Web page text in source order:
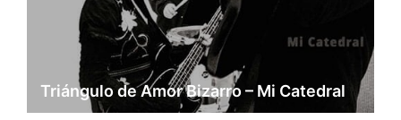
Triángulo de Amor Bizarro – Mi Catedral